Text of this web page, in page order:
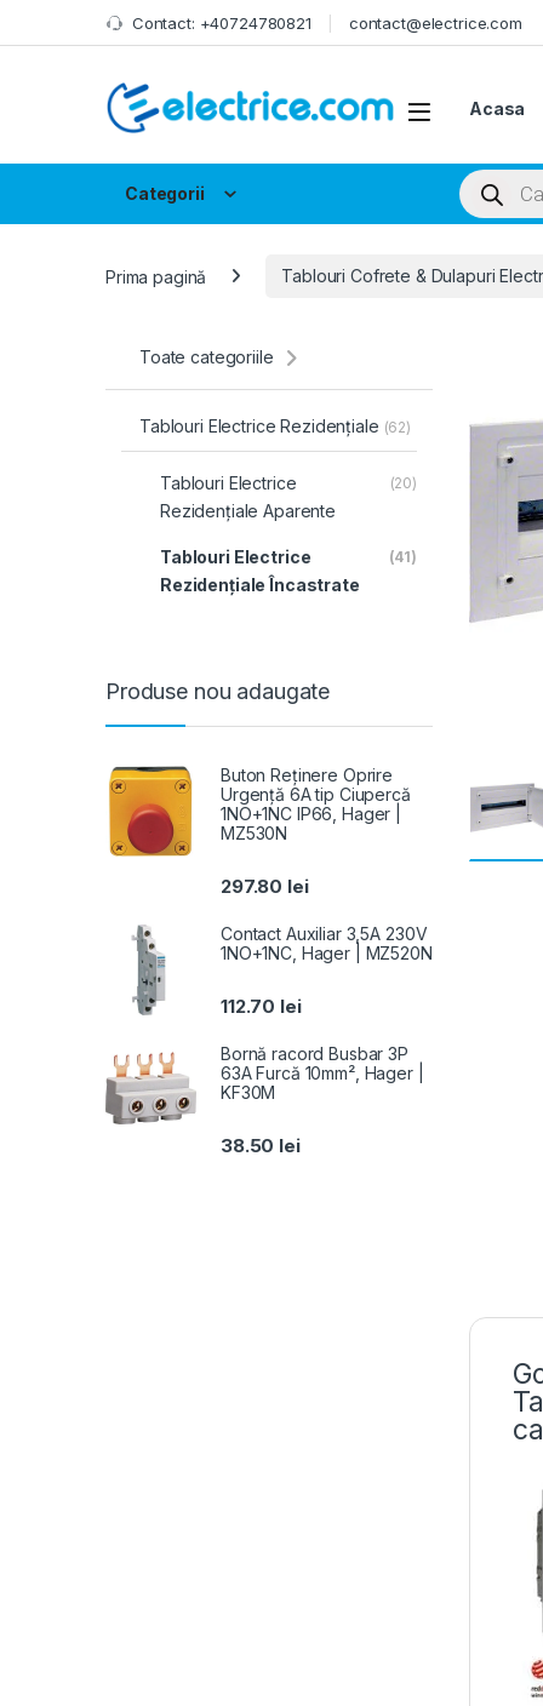
Skip to navigation
Skip to content Contact: +40724780821 contact@electrice.com
Acasa
Categorii
Products
Prima pagină Tablouri Cofrete & Dulapuri
Toate categoriile
Tablouri Electrice Rezidențiale (62)
Tablouri Electrice
Rezidențiale Aparente
(20)
Tablouri Electrice
Rezidențiale Încastrate
(41)
Produse nou adaugate
Buton Reținere Oprire
Urgență 6A tip Ciupercă
1NO+1NC IP66, Hager |
MZ530N
297.80 lei
Contact Auxiliar 3,5A 230V
1NO+1NC, Hager | MZ520N
112.70 lei
Bornă racord Busbar 3P
63A Furcă 10mm², Hager |
KF30M
38.50 lei